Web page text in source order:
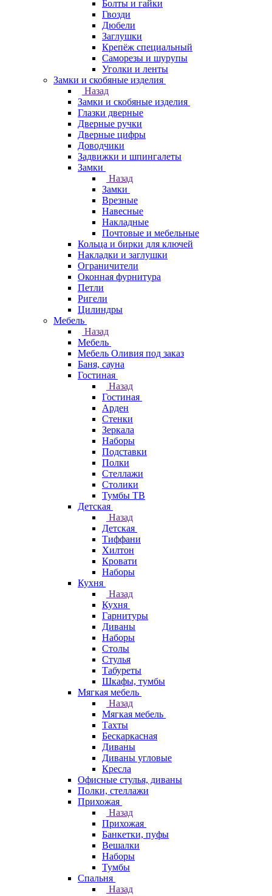
Болты и гайки
Гвозди
Дюбели
Заглушки
Крепёж специальный
Саморезы и шурупы
Уголки и ленты
Замки и скобяные изделия
Назад
Замки и скобяные изделия
Глазки дверные
Дверные ручки
Дверные цифры
Доводчики
Задвижки и шпингалеты
Замки
Назад
Замки
Врезные
Навесные
Накладные
Почтовые и мебельные
Кольца и бирки для ключей
Накладки и заглушки
Ограничители
Оконная фурнитура
Петли
Ригели
Цилиндры
Мебель
Назад
Мебель
Мебель Оливия под заказ
Баня, сауна
Гостиная
Назад
Гостиная
Арден
Стенки
Зеркала
Наборы
Подставки
Полки
Стеллажи
Столики
Тумбы ТВ
Детская
Назад
Детская
Тиффани
Хилтон
Кровати
Наборы
Кухня
Назад
Кухня
Гарнитуры
Диваны
Наборы
Столы
Стулья
Табуреты
Шкафы, тумбы
Мягкая мебель
Назад
Мягкая мебель
Тахты
Бескаркасная
Диваны
Диваны угловые
Кресла
Офисные стулья, диваны
Полки, стеллажи
Прихожая
Назад
Прихожая
Банкетки, пуфы
Вешалки
Наборы
Тумбы
Спальня
Назад